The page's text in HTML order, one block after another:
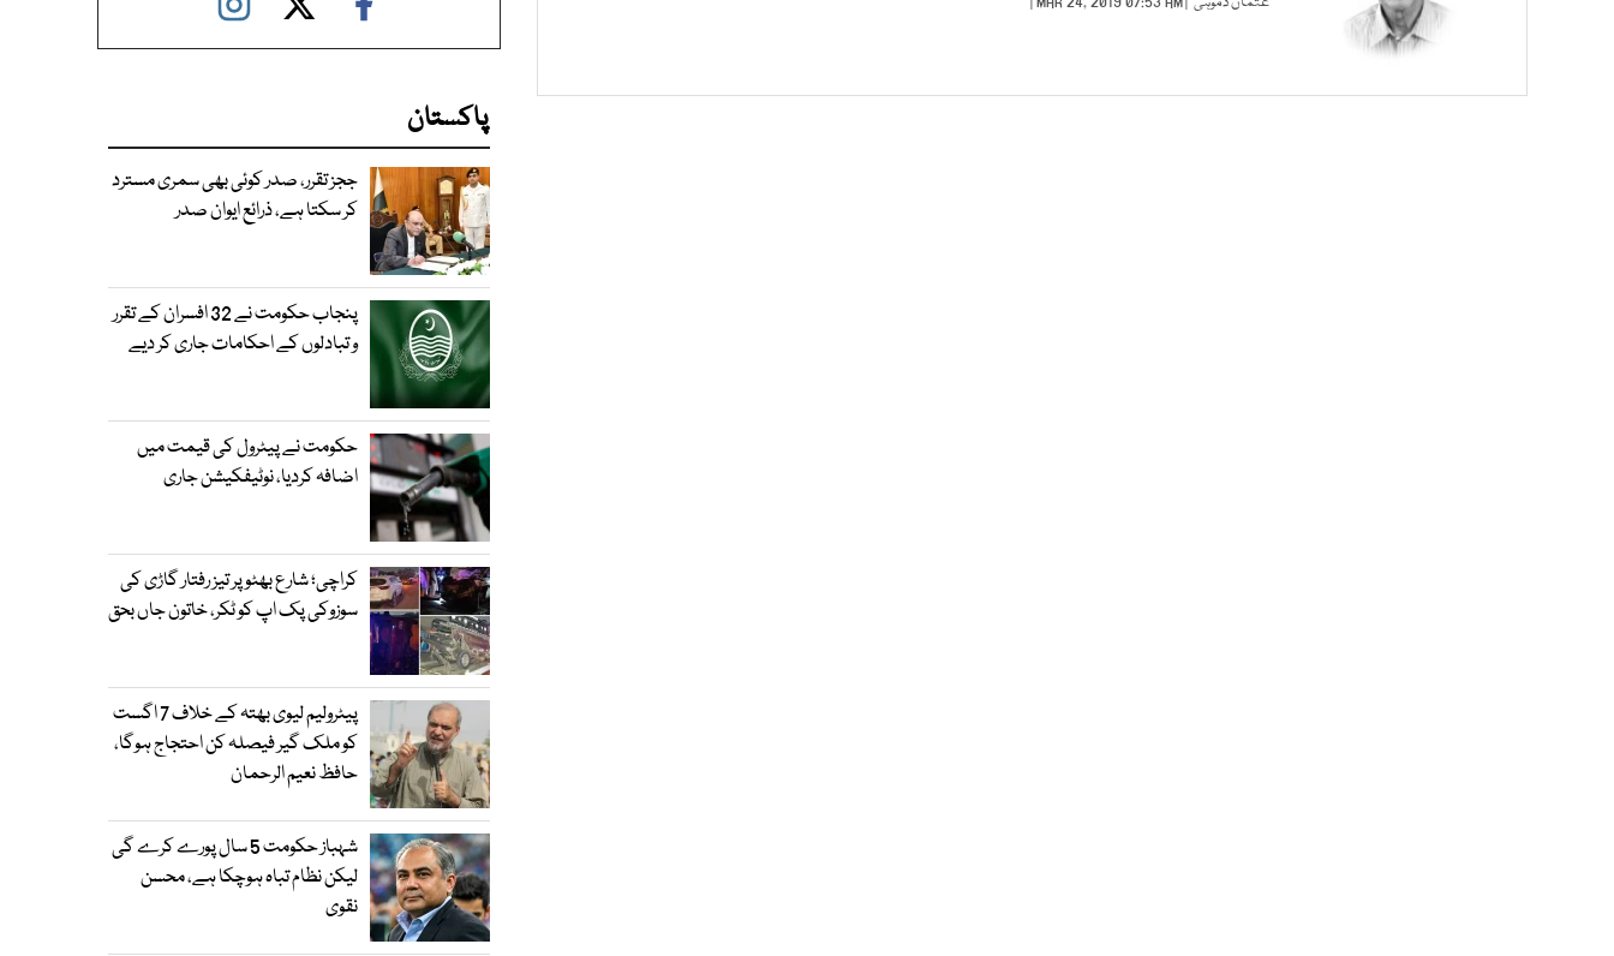
پاکستان
ججز تقرر، صدر کوئی بھی سمری مسترد
کر سکتا ہے، ذرائع ایوان صدر
پنجاب حکومت نے 32 افسران کے تقرر
و تبادلوں کے احکامات جاری کر دیے
حکومت نے پیٹرول کی قیمت میں
اضافہ کردیا، نوٹیفکیشن جاری
کراچی؛ شارع بھٹو پر تیز رفتار گاڑی کی
سوزوکی پک اپ کو ٹکر، خاتون جاں بحق
پیٹرولیم لیوی بھتہ کے خلاف 7 اگست
کو ملک گیر فیصلہ کن احتجاج ہوگا،
حافظ نعیم الرحمان
شہباز حکومت 5 سال پورے کرے گی
لیکن نظام تباہ ہوچکا ہے، محسن
نقوی